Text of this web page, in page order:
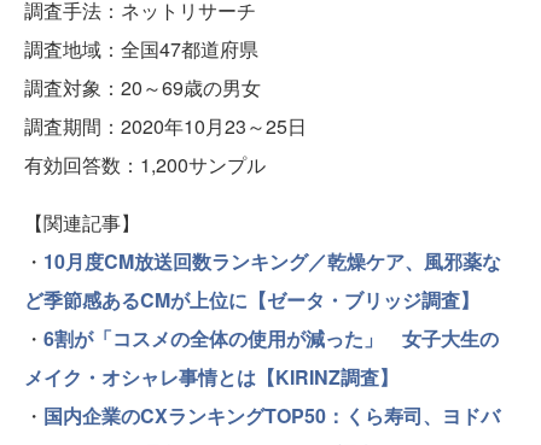
調査手法：ネットリサーチ
調査地域：全国47都道府県
調査対象：20～69歳の男女
調査期間：2020年10月23～25日
有効回答数：1,200サンプル
【関連記事】
・ 10月度CM放送回数ランキング／乾燥ケア、風邪薬な
ど季節感あるCMが上位に【ゼータ・ブリッジ調査】
・ 6割が「コスメの全体の使用が減った」 女子大生の
メイク・オシャレ事情とは【KIRINZ調査】
・ 国内企業のCXランキングTOP50：くら寿司、ヨドバ